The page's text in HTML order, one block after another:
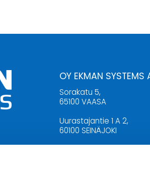
OY EKMAN SYSTEMS
Sorakatu 5,
65100 VAASA
Uurastajantie 1 A 2,
60100 SEINÄJOKI